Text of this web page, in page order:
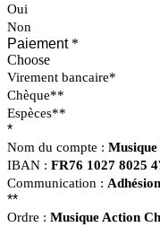
Oui
Non
Paiement*
Choose
Virement bancaire*
Chèque**
Espèces**
*
Nom du compte :
IBAN : FR76 1027 8025
Communication :
**
Ordre : Musique Action